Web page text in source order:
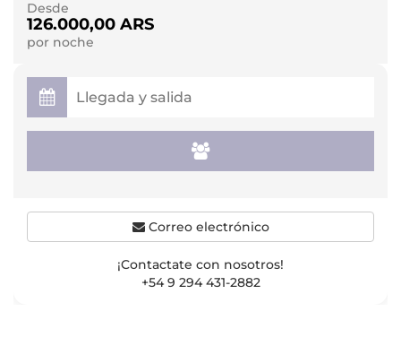
Desde
126.000,00 ARS
por noche
Correo electrónico
¡Contactate con nosotros!
+54 9 294 431-2882